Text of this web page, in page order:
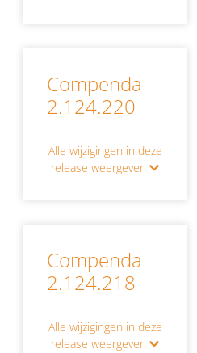
Compenda
2.124.220
Alle wijzigingen in deze
release weergeven
Compenda
2.124.218
Alle wijzigingen in deze
release weergeven